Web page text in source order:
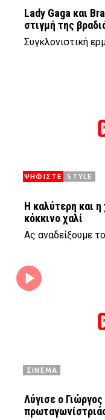
Lady Gaga και
στιγμή της
Συγκλονιστική
ΨΗΦΙΣΤΕ STYLE
H καλύτερη και
κόκκινο χαλί
Ας αναδείξουμε
ΣΙΝΕΜΑ
Λύγισε ο